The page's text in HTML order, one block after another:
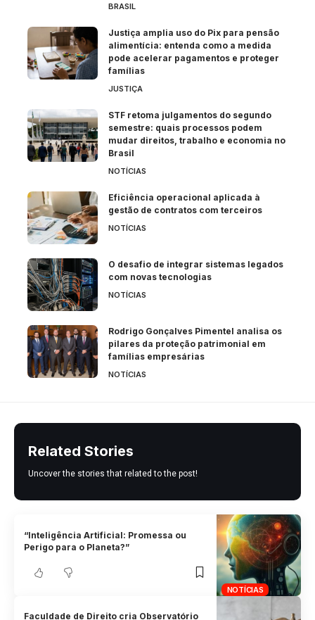
BRASIL
Justiça amplia uso do Pix para pensão
alimentícia: entenda como a medida
pode acelerar pagamentos e proteger
famílias
JUSTIÇA
STF retoma julgamentos do segundo
semestre: quais processos podem
mudar direitos, trabalho e economia no
Brasil
NOTÍCIAS
Eficiência operacional aplicada à
gestão de contratos com terceiros
NOTÍCIAS
O desafio de integrar sistemas legados
com novas tecnologias
NOTÍCIAS
Rodrigo Gonçalves Pimentel analisa os
pilares da proteção patrimonial em
famílias empresárias
NOTÍCIAS
Related Stories
Uncover the stories that related to the post!
NOTÍCIAS
“Inteligência Artificial: Promessa ou
Perigo para o Planeta?”
Faculdade de Direito cria Observatório